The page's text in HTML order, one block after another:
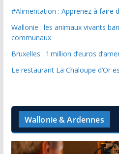
#Alimentation : Apprenez à faire
Wallonie : les animaux vivants
communaux
Bruxelles : 1 million d’euros
Le restaurant La Chaloupe d’Or
Wallonie & Ardennes